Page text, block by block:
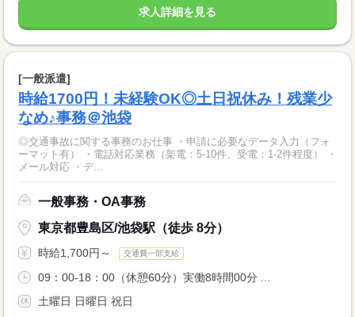
求人詳細を見る
[一般派遣]
時給1700円！未経験OK◎土日祝休み！残業少
なめ♪事務＠池袋
◎交通事故に関する事務のお仕事 ・申請に必要なデータ入力（フォ
ーマット有） ・電話対応業務（架電：5-10件、受電：1-2件程度） ・
メール対応 ・デ...
一般事務・OA事務
東京都豊島区/池袋駅（徒歩 8分）
時給1,700円～ 交通費一部支給
09：00-18：00（休憩60分）実働8時間00分 ...
土曜日 日曜日 祝日